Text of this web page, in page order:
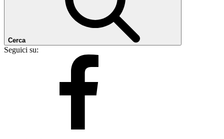
Cerca
Seguici su: